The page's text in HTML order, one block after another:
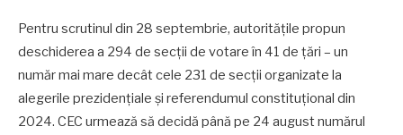
Pentru scrutinul din 28 septembrie, autoritățile propun
deschiderea a 294 de secții de votare în 41 de țări – un
număr mai mare decât cele 231 de secții organizate la
alegerile prezidențiale și referendumul constituțional din
2024. CEC urmează să decidă până pe 24 august numărul